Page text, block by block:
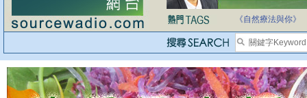
《自然療法與你》